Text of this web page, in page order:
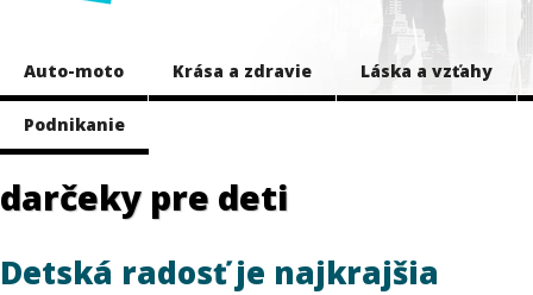
Auto-moto Krása a zdravie Láska a vzťahy
Podnikanie
darčeky pre deti
Detská radosť je najkrajšia